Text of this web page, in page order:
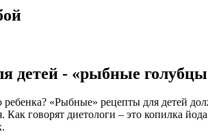
детей - «рыбные
ребенка? «Рыбные» рецепты для детей
Как говорят диетологи – это копилка